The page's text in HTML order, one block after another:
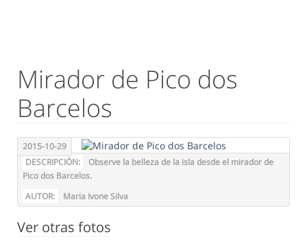
Mirador de Pico dos
Barcelos
2015-10-29
DESCRIPCIÓN:
Observe la belleza de la isla desde el mirador de
Pico dos Barcelos.
AUTOR:
Maria Ivone Silva
Ver otras fotos